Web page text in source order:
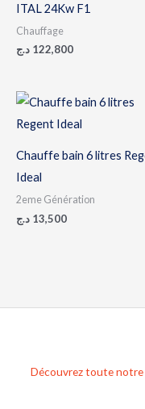
ITAL 24Kw F1
Chauffage
122,800 د.ج
Chauffe bain 6 litres
Ideal
2eme Génération
13,500 د.ج
Découvrez toute notre